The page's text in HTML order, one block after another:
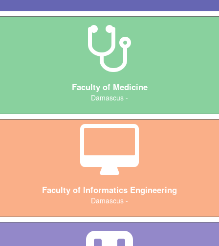
Faculty of Medicine
Damascus -
Faculty of Informatics Engineering
Damascus -